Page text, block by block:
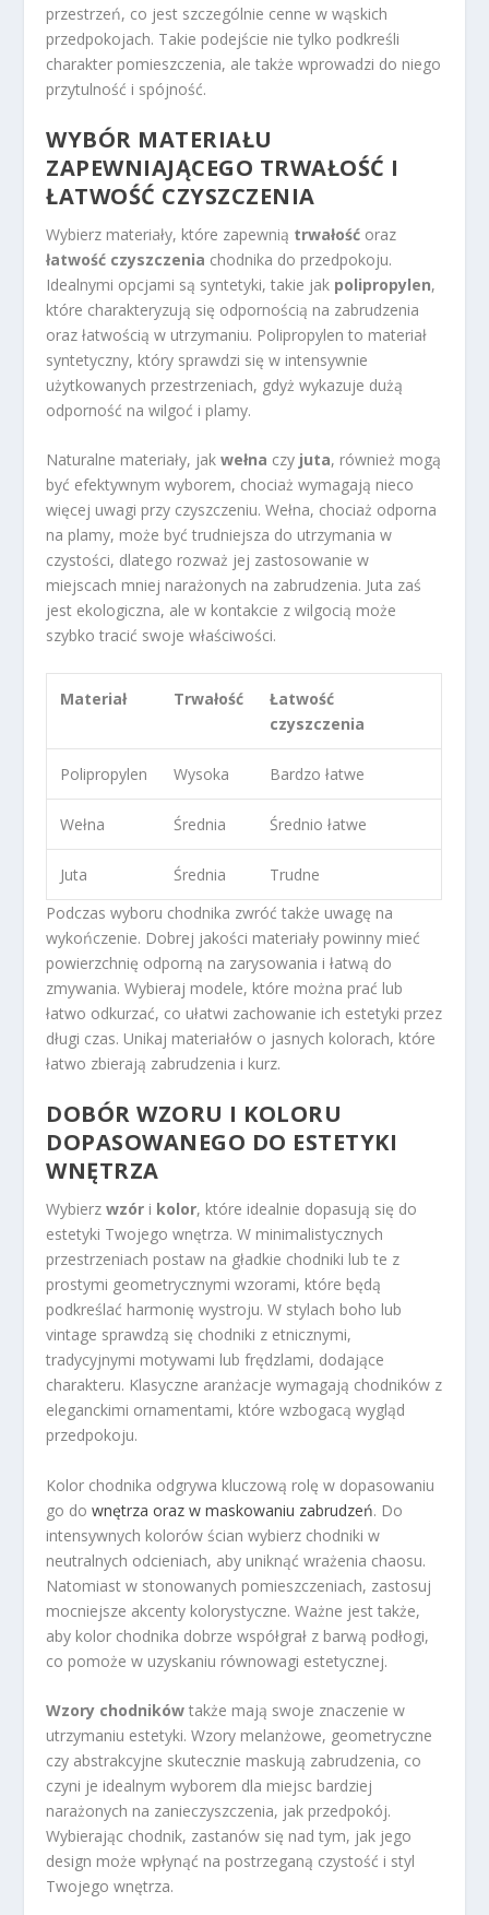
przestrzeń, co jest szczególnie cenne w wąskich
przedpokojach. Takie podejście nie tylko podkreśli
charakter pomieszczenia, ale także wprowadzi do niego
przytulność i spójność.
WYBÓR MATERIAŁU
ZAPEWNIAJĄCEGO TRWAŁOŚĆ I
ŁATWOŚĆ CZYSZCZENIA
Wybierz materiały, które zapewnią trwałość oraz
łatwość czyszczenia chodnika do przedpokoju.
Idealnymi opcjami są syntetyki, takie jak polipropylen,
które charakteryzują się odpornością na zabrudzenia
oraz łatwością w utrzymaniu. Polipropylen to materiał
syntetyczny, który sprawdzi się w intensywnie
użytkowanych przestrzeniach, gdyż wykazuje dużą
odporność na wilgoć i plamy.
Naturalne materiały, jakwełna czy juta, również mogą
być efektywnym wyborem, chociaż wymagają nieco
więcej uwagi przy czyszczeniu. Wełna, chociaż odporna
na plamy, może być trudniejsza do utrzymania w
czystości, dlatego rozważ jej zastosowanie w
miejscach mniej narażonych na zabrudzenia. Juta zaś
jest ekologiczna, ale w kontakcie z wilgocią może
szybko tracić swoje właściwości.
Materiał Trwałość
Łatwość
czyszczenia
Polipropylen Wysoka Bardzo łatwe
Wełna Średnia Średnio łatwe
Juta Średnia
Trudne
Podczas wyboru chodnika zwróć także uwagę na
wykończenie. Dobrej jakości materiały powinny mieć
powierzchnię odporną na zarysowania i łatwą do
zmywania. Wybieraj modele, które można prać lub
łatwo odkurzać, co ułatwi zachowanie ich estetyki przez
długi czas. Unikaj materiałów o jasnych kolorach, które
łatwo zbierają zabrudzenia i kurz.
DOBÓR WZORU I KOLORU
DOPASOWANEGO DO ESTETYKI
WNĘTRZA
Wybierzwzór i kolor, które idealnie dopasują się do
estetyki Twojego wnętrza. W minimalistycznych
przestrzeniach postaw na gładkie chodniki lub te z
prostymi geometrycznymi wzorami, które będą
podkreślać harmonię wystroju. W stylach boho lub
vintage sprawdzą się chodniki z etnicznymi,
tradycyjnymi motywami lub frędzlami, dodające
charakteru. Klasyczne aranżacje wymagają chodników z
eleganckimi ornamentami, które wzbogacą wygląd
przedpokoju.
Kolor chodnika odgrywa kluczową rolę w dopasowaniu
go downętrza oraz w maskowaniu zabrudzeń. Do
intensywnych kolorów ścian wybierz chodniki w
neutralnych odcieniach, aby uniknąć wrażenia chaosu.
Natomiast w stonowanych pomieszczeniach, zastosuj
mocniejsze akcenty kolorystyczne. Ważne jest także,
aby kolor chodnika dobrze współgrał z barwą podłogi,
co pomoże w uzyskaniu równowagi estetycznej.
Wzory chodników także mają swoje znaczenie w
utrzymaniu estetyki. Wzory melanżowe, geometryczne
czy abstrakcyjne skutecznie maskują zabrudzenia, co
czyni je idealnym wyborem dla miejsc bardziej
narażonych na zanieczyszczenia, jak przedpokój.
Wybierając chodnik, zastanów się nad tym, jak jego
design może wpłynąć na postrzeganą czystość i styl
Twojego wnętrza.